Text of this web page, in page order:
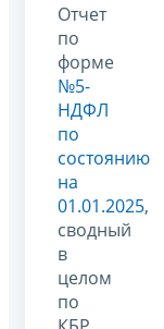
Отчет
по
форме
№5-
НДФЛ
по
состоянию
на
01.01.2025,
сводный
в
целом
по